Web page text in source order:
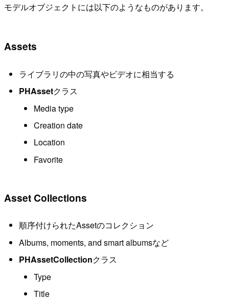
モデルオブジェクトには以下のようなものがあります。
Assets
ライブラリの中の写真やビデオに相当する
PHAssetクラス
Media type
Creation date
Location
Favorite
Asset Collections
順序付けられたAssetのコレクション
Albums, moments, and smart albumsなど
PHAssetCollectionクラス
Type
Title